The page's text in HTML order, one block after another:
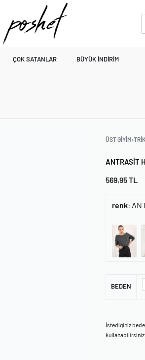
ÇOK SATANLAR BÜYÜK İNDIRIM
ÜST GIYIM›
ANTRASIT
569,95TL
renk:
BEDEN
İstediğiniz